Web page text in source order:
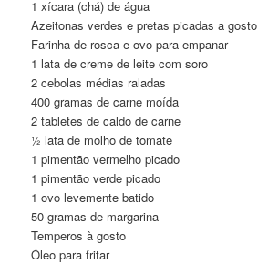
1 xícara (chá) de água
Azeitonas verdes e pretas picadas a gosto
Farinha de rosca e ovo para empanar
1 lata de creme de leite com soro
2 cebolas médias raladas
400 gramas de carne moída
2 tabletes de caldo de carne
½ lata de molho de tomate
1 pimentão vermelho picado
1 pimentão verde picado
1 ovo levemente batido
50 gramas de margarina
Temperos à gosto
Óleo para fritar